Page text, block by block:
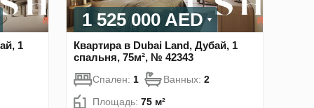
1
1 525 000 AED
Квартира в Dubai Land, Дубай, 1
спальня, 75м², № 42343
Спален: 1 Ванных: 2
Площадь: 75 м²